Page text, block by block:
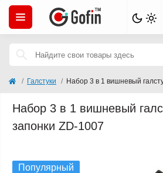
Галстуки Набор 3 в 1 вишневый
Набор 3 в 1 вишневый
запонки ZD-1007
Популярный